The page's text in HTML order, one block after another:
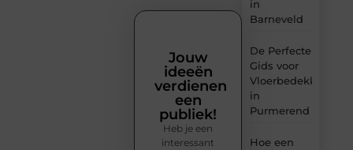
in
Barneveld
De Perfecte
Gids voor
Vloerbedekking
in
Purmerend
Hoe een
Jouw
ideeën
verdienen
een
publiek!
Heb je een
interessant